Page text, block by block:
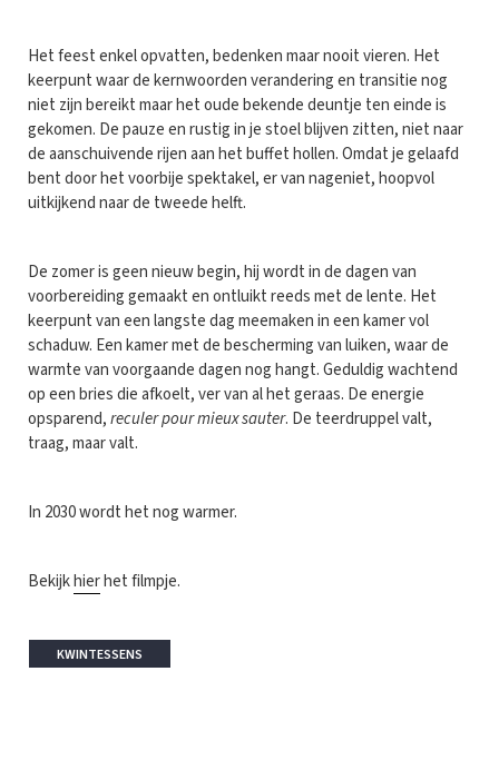
Het feest enkel opvatten, bedenken maar nooit vieren. Het
keerpunt waar de kernwoorden verandering en transitie nog
niet zijn bereikt maar het oude bekende deuntje ten einde is
gekomen. De pauze en rustig in je stoel blijven zitten, niet naar
de aanschuivende rijen aan het buffet hollen. Omdat je gelaafd
bent door het voorbije spektakel, er van nageniet, hoopvol
uitkijkend naar de tweede helft.
De zomer is geen nieuw begin, hij wordt in de dagen van
voorbereiding gemaakt en ontluikt reeds met de lente. Het
keerpunt van een langste dag meemaken in een kamer vol
schaduw. Een kamer met de bescherming van luiken, waar de
warmte van voorgaande dagen nog hangt. Geduldig wachtend
op een bries die afkoelt, ver van al het geraas. De energie
opsparend,reculer pour mieux sauter. De teerdruppel valt,
traag, maar valt.
In 2030 wordt het nog warmer.
Bekijkhierhet filmpje.
KWINTESSENS